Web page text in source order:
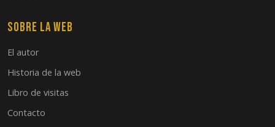
Sobre la web
El autor
Historia de la web
Libro de visitas
Contacto